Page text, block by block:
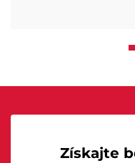
Získajte